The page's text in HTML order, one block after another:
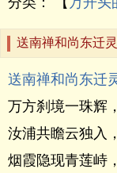
送南禅和尚东迁
送南禅和尚东迁
万方刹境一珠辉
汝浦共瞻云独入
烟霞隐现青莲峙